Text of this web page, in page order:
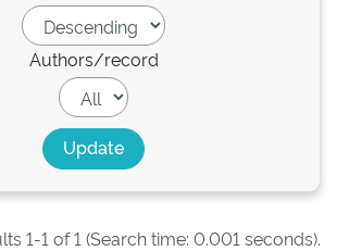
Authors/record
1-1 of 1 (Search time: 0.001 seconds).